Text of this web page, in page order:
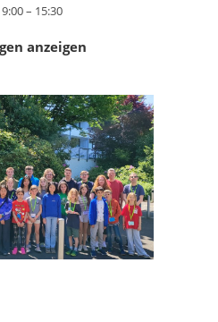
– 15:30
anzeigen